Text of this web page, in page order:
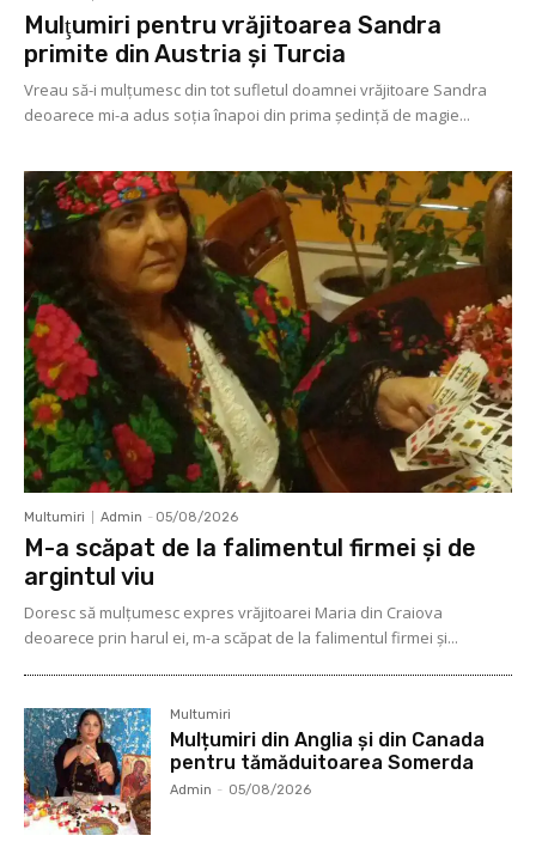
Mulţumiri pentru vrăjitoarea Sandra
primite din Austria și Turcia
Vreau să-i mulţumesc din tot sufletul doamnei vrăjitoare Sandra
deoarece mi-a adus soţia înapoi din prima şedinţă de magie...
Multumiri Admin - 05/08/2026
M-a scăpat de la falimentul firmei și de
argintul viu
Doresc să mulţumesc expres vrăjitoarei Maria din Craiova
deoarece prin harul ei, m-a scăpat de la falimentul firmei şi...
Multumiri
Mulțumiri din Anglia și din Canada
pentru tămăduitoarea Somerda
Admin - 05/08/2026